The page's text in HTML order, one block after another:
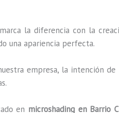
la diferencia con la
una apariencia perfecta.
empresa, la intención
en microshading en Barrio